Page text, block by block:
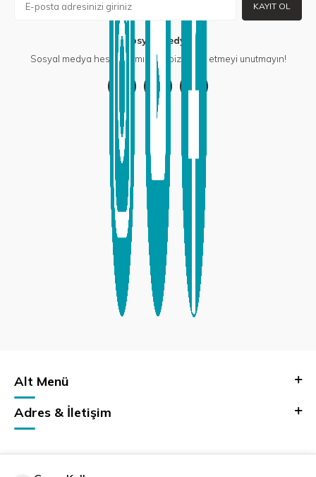
KAYIT OL
Sosyal Medya
Sosyal medya hesaplarımızdan bizi takip etmeyi unutmayın!
Alt Menü
Adres & İletişim